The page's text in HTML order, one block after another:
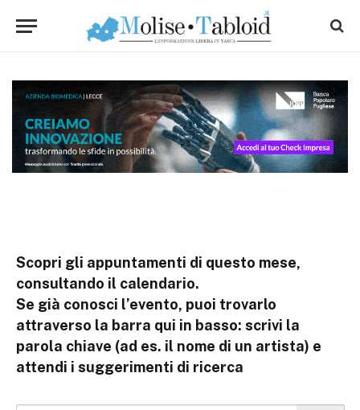
Scopri gli appuntamenti di questo mese,
consultando il calendario.
Se già conosci l’evento, puoi trovarlo
attraverso la barra qui in basso: scrivi la
parola chiave (ad es. il nome di un artista) e
attendi i suggerimenti di ricerca